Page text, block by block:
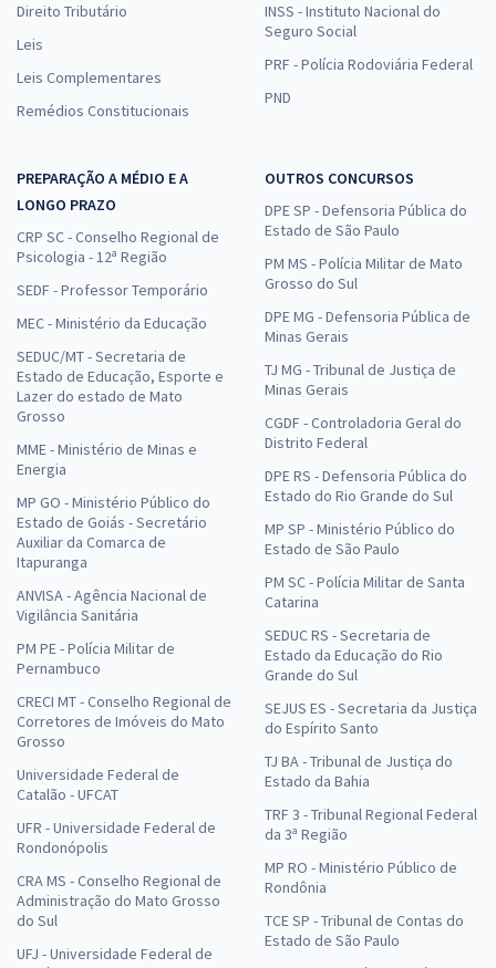
Direito Tributário
Leis
Leis Complementares
Remédios Constitucionais
INSS - Instituto Nacional do
Seguro Social
PRF - Polícia Rodoviária Federal
PND
PREPARAÇÃO A MÉDIO E A
LONGO PRAZO
CRP SC - Conselho Regional de
Psicologia - 12ª Região
SEDF - Professor Temporário
MEC - Ministério da Educação
SEDUC/MT - Secretaria de
Estado de Educação, Esporte e
Lazer do estado de Mato
Grosso
MME - Ministério de Minas e
Energia
MP GO - Ministério Público do
Estado de Goiás - Secretário
Auxiliar da Comarca de
Itapuranga
ANVISA - Agência Nacional de
Vigilância Sanitária
PM PE - Polícia Militar de
Pernambuco
CRECI MT - Conselho Regional de
Corretores de Imóveis do Mato
Grosso
Universidade Federal de
Catalão - UFCAT
UFR - Universidade Federal de
Rondonópolis
CRA MS - Conselho Regional de
Administração do Mato Grosso
do Sul
UFJ - Universidade Federal de
OUTROS CONCURSOS
DPE SP - Defensoria Pública do
Estado de São Paulo
PM MS - Polícia Militar de Mato
Grosso do Sul
DPE MG - Defensoria Pública de
Minas Gerais
TJ MG - Tribunal de Justiça de
Minas Gerais
CGDF - Controladoria Geral do
Distrito Federal
DPE RS - Defensoria Pública do
Estado do Rio Grande do Sul
MP SP - Ministério Público do
Estado de São Paulo
PM SC - Polícia Militar de Santa
Catarina
SEDUC RS - Secretaria de
Estado da Educação do Rio
Grande do Sul
SEJUS ES - Secretaria da Justiça
do Espírito Santo
TJ BA - Tribunal de Justiça do
Estado da Bahia
TRF 3 - Tribunal Regional Federal
da 3ª Região
MP RO - Ministério Público de
Rondônia
TCE SP - Tribunal de Contas do
Estado de São Paulo